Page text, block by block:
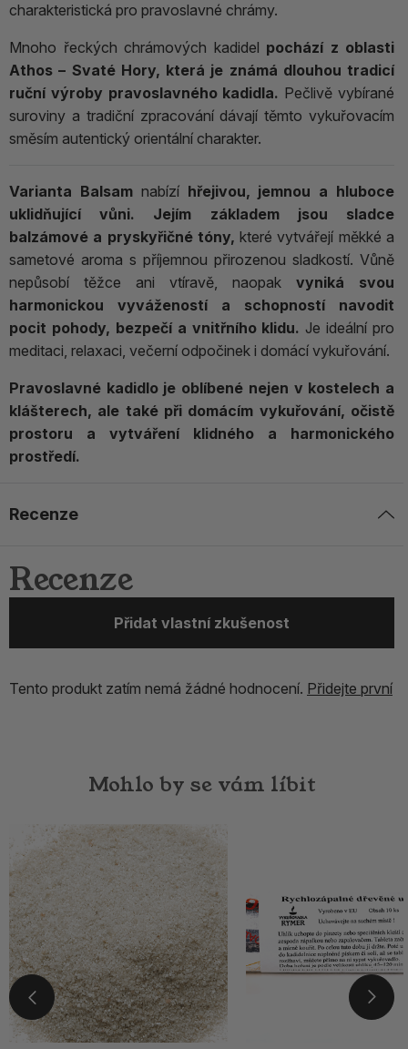
charakteristická pro pravoslavné chrámy.
Mnoho řeckých chrámových kadidel pochází z oblasti
Athos – Svaté Hory, která je známá dlouhou tradicí
ruční výroby pravoslavného kadidla. Pečlivě vybírané
suroviny a tradiční zpracování dávají těmto vykuřovacím
směsím autentický orientální charakter.
Varianta Balsamnabízí hřejivou, jemnou a hluboce
uklidňující vůni. Jejím základem jsou sladce
balzámové a pryskyřičné tóny, které vytvářejí měkké a
sametové aroma s příjemnou přirozenou sladkostí. Vůně
nepůsobí těžce ani vtíravě, naopak vyniká svou
harmonickou vyvážeností a schopností navodit
pocit pohody, bezpečí a vnitřního klidu. Je ideální pro
meditaci, relaxaci, večerní odpočinek i domácí vykuřování.
Pravoslavné kadidlo je oblíbené nejen v kostelech a
klášterech, ale také při domácím vykuřování, očistě
prostoru a vytváření klidného a harmonického
prostředí.
Recenze
Recenze
Přidat vlastní zkušenost
Tento produkt zatím nemá žádné hodnocení. Přidejte první
Mohlo by se vám líbit